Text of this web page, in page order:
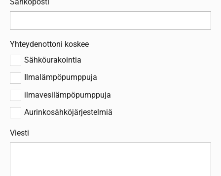
Yhteydenottoni koskee
Sähköurakointia
Ilmalämpöpumppuja
ilmavesilämpöpumppuja
Aurinkosähköjärjestelmiä
Viesti